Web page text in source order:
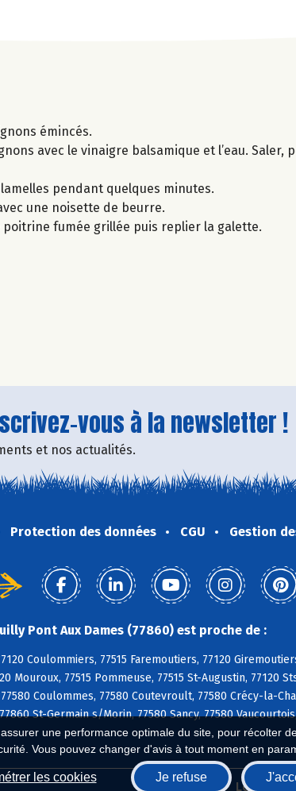
une performance optimale du site, pour récolter
Vous pouvez changer d'avis à tout moment en
les cookies Je refuse
émincés.
avec le vinaigre balsamique et l’eau. Saler,
pendant quelques minutes.
une noisette de beurre.
fumée grillée puis replier la galette.
vous à la newsletter !
et nos actualités.
Protection des données CGU Gestion
Pont Aux Dames (77860) est proche de :
Coulommiers, 77515 Faremoutiers, 77120
Mouroux, 77515 Pommeuse, 77515 St-Augustin, 77120
Coulommes, 77580 Coutevroult, 77580 Crécy-la-
St-Germain s/Morin, 77580 Sancy, 77580
Biocoop.fr Le